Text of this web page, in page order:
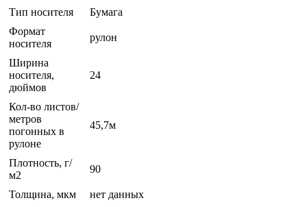
Тип носителя
Бумага
Формат
носителя
рулон
Ширина
носителя,
дюймов
24
Кол-во листов/
метров
погонных в
рулоне
45,7м
Плотность, г/
м2
90
Толщина, мкм
нет данных